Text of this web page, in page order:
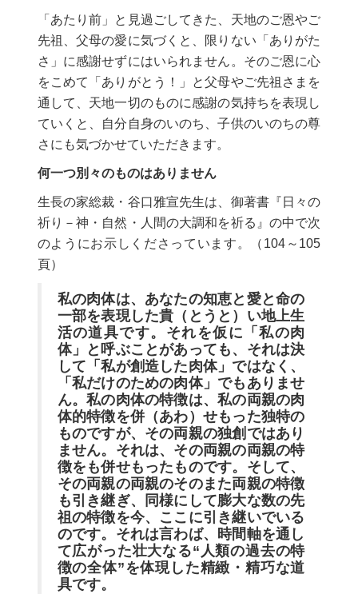
「あたり前」と見過ごしてきた、天地のご恩やご
先祖、父母の愛に気づくと、限りない「ありがた
さ」に感謝せずにはいられません。そのご恩に心
をこめて「ありがとう！」と父母やご先祖さまを
通して、天地一切のものに感謝の気持ちを表現し
ていくと、自分自身のいのち、子供のいのちの尊
さにも気づかせていただきます。
何一つ別々のものはありません
生長の家総裁・谷口雅宣先生は、御著書『日々の
祈り－神・自然・人間の大調和を祈る』の中で次
のようにお示しくださっています。（104～105
頁）
私の肉体は、あなたの知恵と愛と命の
一部を表現した貴（とうと）い地上生
活の道具です。それを仮に「私の肉
体」と呼ぶことがあっても、それは決
して「私が創造した肉体」ではなく、
「私だけのための肉体」でもありませ
ん。私の肉体の特徴は、私の両親の肉
体的特徴を併（あわ）せもった独特の
ものですが、その両親の独創ではあり
ません。それは、その両親の両親の特
徴をも併せもったものです。そして、
その両親の両親のそのまた両親の特徴
も引き継ぎ、同様にして膨大な数の先
祖の特徴を今、ここに引き継いでいる
のです。それは言わば、時間軸を通し
て広がった壮大なる“人類の過去の特
徴の全体”を体現した精緻・精巧な道
具です。